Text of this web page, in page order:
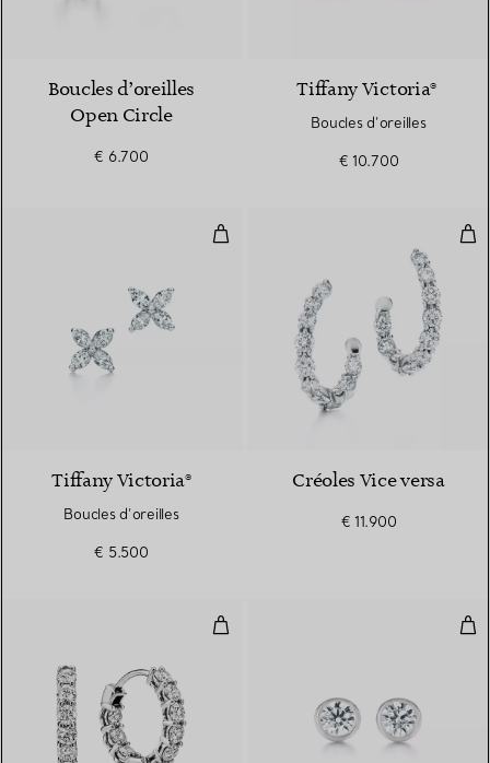
Boucles d’oreilles
Open Circle
€ 6.700
Tiffany Victoria®
Boucles d’oreilles
€ 10.700
Boucles d’oreilles
2 Matériaux
Tiffany Victoria®
Boucles d’oreilles
€ 5.500
Créoles Vice versa
€ 11.900
Créoles